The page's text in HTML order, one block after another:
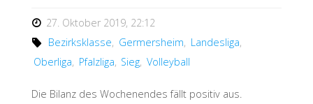
27. Oktober 2019, 22:12
Bezirksklasse, Germersheim, Landesliga,
Oberliga, Pfalzliga, Sieg, Volleyball
Die Bilanz des Wochenendes fällt positiv aus.